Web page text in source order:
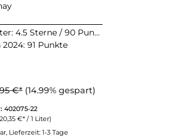
4.5 Sterne / 90 Punkte
91 Punkte
€* (14.99% gespart)
402075-22
€* / 1 Liter)
Lieferzeit: 1-3 Tage